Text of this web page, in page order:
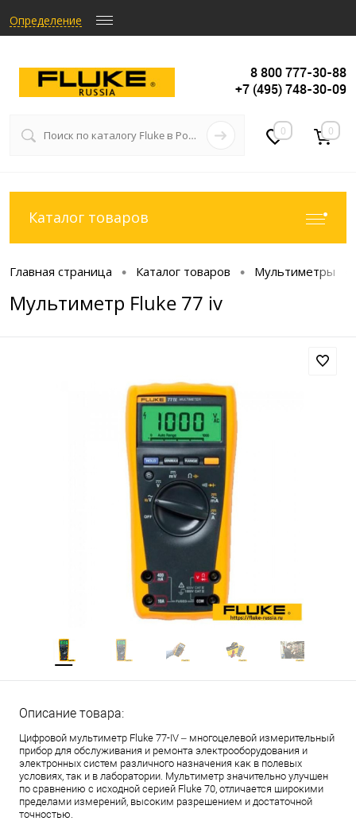
Определение
8 800 777-30-88
+7 (495) 748-30-09
0 0
Каталог товаров
Главная страница • Каталог товаров • Мультиметры
Мультиметр Fluke 77 iv
Описание товара:
Цифровой мультиметр Fluke 77-IV – многоцелевой измерительный
прибор для обслуживания и ремонта электрооборудования и
электронных систем различного назначения как в полевых
условиях, так и в лаборатории. Мультиметр значительно улучшен
по сравнению с исходной серией Fluke 70, отличается широкими
пределами измерений, высоким разрешением и достаточной
точностью.